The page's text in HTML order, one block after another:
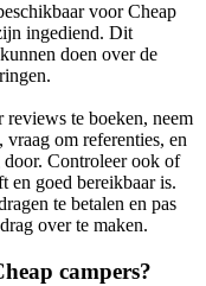
voor Cheap
ingediend. Dit
doen over de
te boeken, neem
vraag om referenties, en
door. Controleer ook of
en goed bereikbaar is.
te betalen en pas
over te maken.
campers?